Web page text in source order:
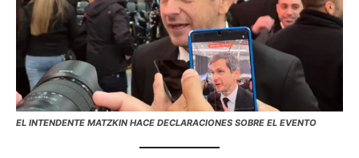
EL INTENDENTE MATZKIN HACE DECLARACIONES SOBRE EL EVENTO